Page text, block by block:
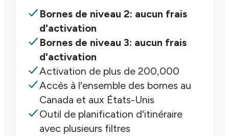
Bornes de niveau 2: aucun frais
d'activation
Bornes de niveau 3: aucun frais
d'activation
Activation de plus de 200,000
Accès à l'ensemble des bornes au
Canada et aux États-Unis
Outil de planification d'itinéraire
avec plusieurs filtres